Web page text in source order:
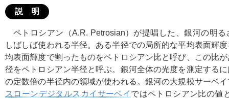
説 明
ペトロシアン（A.R. Petrosian）が提唱した、銀河の明
しばしば使われる半径。ある半径での局所的な平均表面輝
均表面輝度で割ったものをペトロシアン比と呼び、この比
径をペトロシアン半径と呼ぶ。銀河全体の光度を測定する
の定数倍の半径内の領域が使われる。銀河の大規模サーベ
スローンデジタルスカイサーベイ ではペトロシアン比の値